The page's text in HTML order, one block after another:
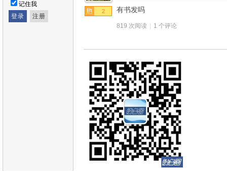
记住我
2 有书发吗
819 次阅读 1 个评论